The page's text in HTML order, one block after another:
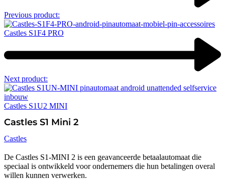
Previous product:
Castles S1F4 PRO
Next product:
Castles S1U2 MINI
Castles S1 Mini 2
Castles
De Castles S1-MINI 2 is een geavanceerde betaalautomaat die
speciaal is ontwikkeld voor ondernemers die hun betalingen overal
willen kunnen verwerken.